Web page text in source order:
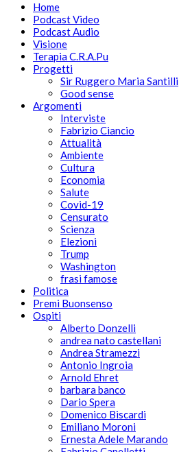
Home
Podcast Video
Podcast Audio
Visione
Terapia C.R.A.Pu
Progetti
Sir Ruggero Maria Santilli
Good sense
Argomenti
Interviste
Fabrizio Ciancio
Attualità
Ambiente
Cultura
Economia
Salute
Covid-19
Censurato
Scienza
Elezioni
Trump
Washington
frasi famose
Politica
Premi Buonsenso
Ospiti
Alberto Donzelli
andrea nato castellani
Andrea Stramezzi
Antonio Ingroia
Arnold Ehret
barbara banco
Dario Spera
Domenico Biscardi
Emiliano Moroni
Ernesta Adele Marando